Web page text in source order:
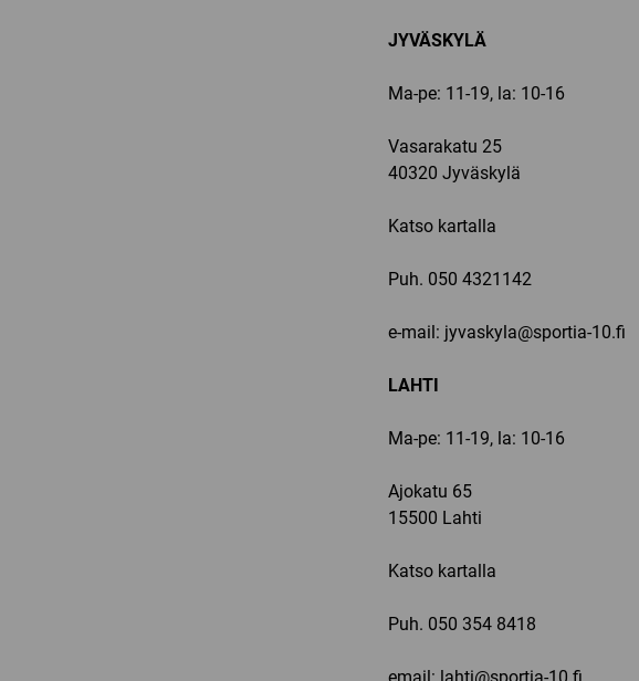
JYVÄSKYLÄ
Ma-pe: 11-19, la: 10-16
Vasarakatu 25
40320 Jyväskylä
Katso kartalla
Puh. 050 4321142
e-mail: jyvaskyla@sportia-10.fi
LAHTI
Ma-pe: 11-19, la: 10-16
Ajokatu 65
15500 Lahti
Katso kartalla
Puh. 050 354 8418